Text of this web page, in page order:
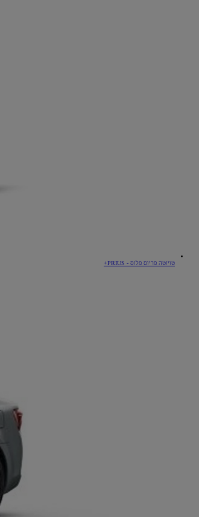
טויוטה פריוס פלוס - PRIUS+